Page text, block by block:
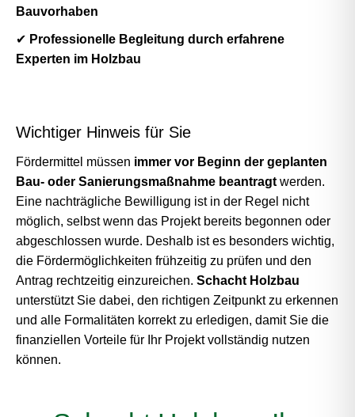
Bauvorhaben
✔ Professionelle Begleitung durch erfahrene
Experten im Holzbau
Wichtiger Hinweis für Sie
Fördermittel müssen immer vor Beginn der geplanten
Bau- oder Sanierungsmaßnahme beantragt werden.
Eine nachträgliche Bewilligung ist in der Regel nicht
möglich, selbst wenn das Projekt bereits begonnen oder
abgeschlossen wurde. Deshalb ist es besonders wichtig,
die Fördermöglichkeiten frühzeitig zu prüfen und den
Antrag rechtzeitig einzureichen. Schacht Holzbau
unterstützt Sie dabei, den richtigen Zeitpunkt zu erkennen
und alle Formalitäten korrekt zu erledigen, damit Sie die
finanziellen Vorteile für Ihr Projekt vollständig nutzen
können.